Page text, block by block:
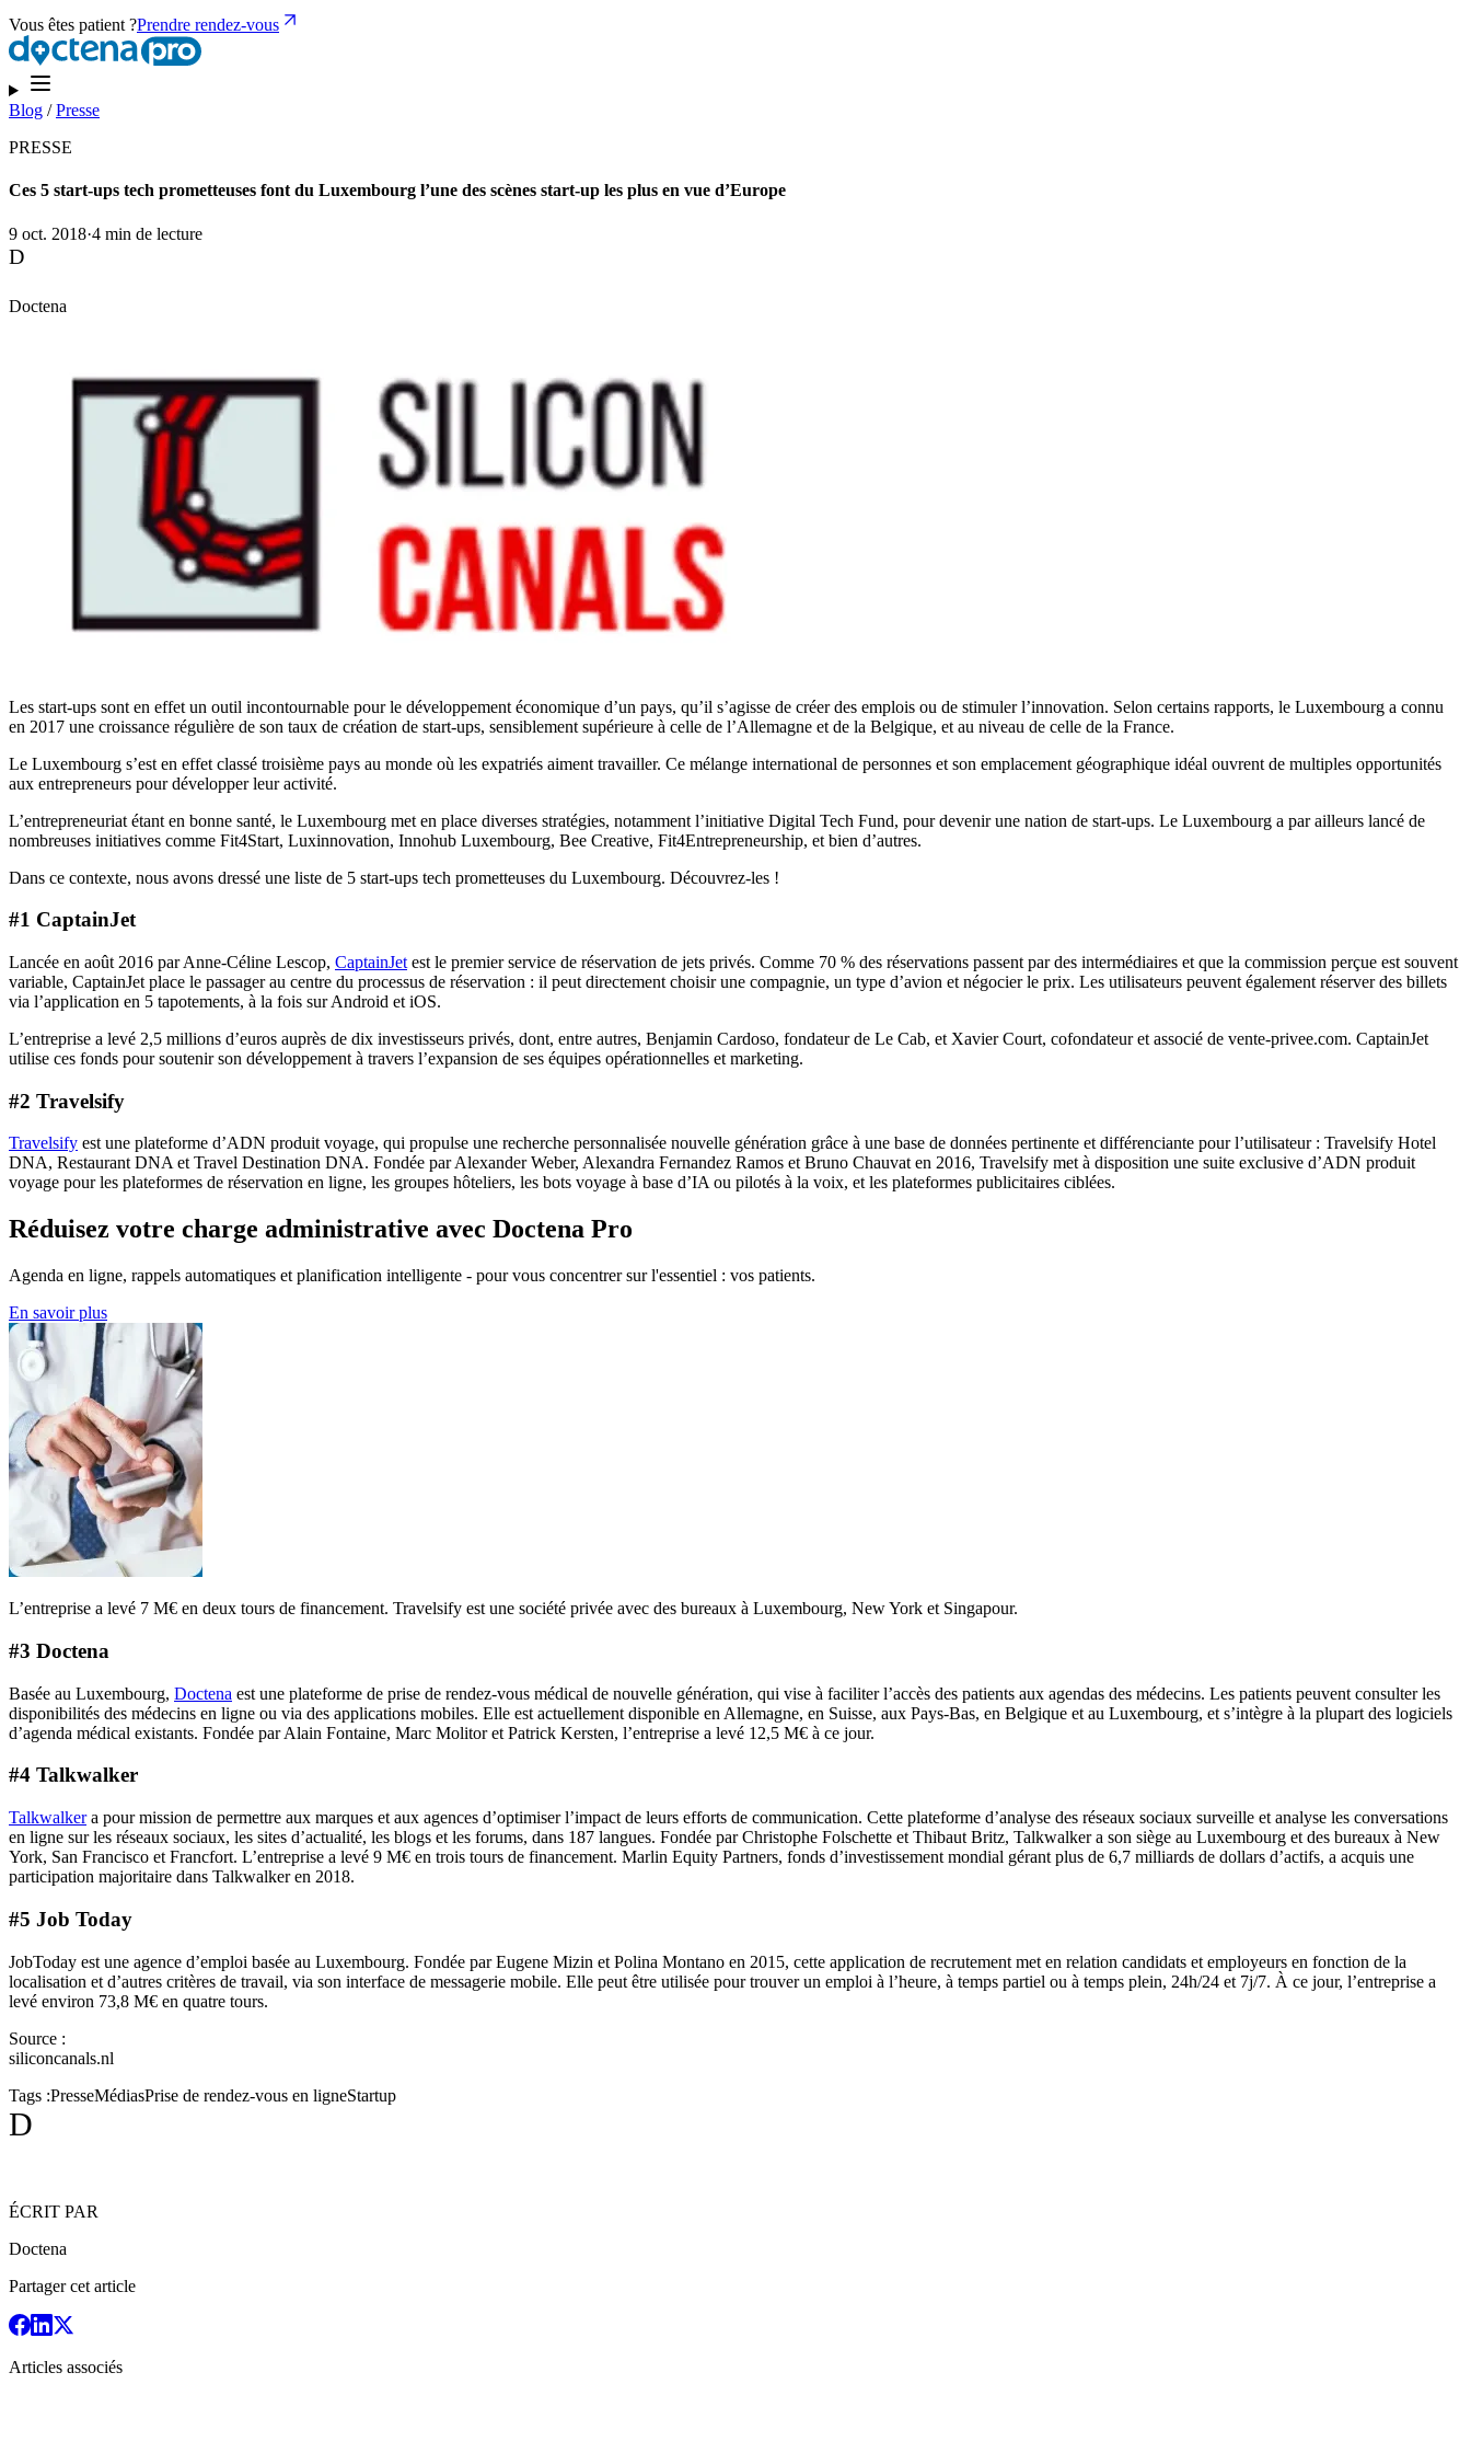
Vous êtes patient ?Prendre rendez-vous
Blog /Presse
PRESSE
Ces 5 start-ups tech prometteuses font du Luxembourg l’une des scènes start-up les plus en vue d’Europe
9 oct. 2018·4 min de lecture
D
Doctena
Les start-ups sont en effet un outil incontournable pour le développement économique d’un pays, qu’il s’agisse de créer des emplois ou de stimuler l’innovation. Selon certains rapports, le Luxembourg a connu
en 2017 une croissance régulière de son taux de création de start-ups, sensiblement supérieure à celle de l’Allemagne et de la Belgique, et au niveau de celle de la France.
Le Luxembourg s’est en effet classé troisième pays au monde où les expatriés aiment travailler. Ce mélange international de personnes et son emplacement géographique idéal ouvrent de multiples opportunités
aux entrepreneurs pour développer leur activité.
L’entrepreneuriat étant en bonne santé, le Luxembourg met en place diverses stratégies, notamment l’initiative Digital Tech Fund, pour devenir une nation de start-ups. Le Luxembourg a par ailleurs lancé de
nombreuses initiatives comme Fit4Start, Luxinnovation, Innohub Luxembourg, Bee Creative, Fit4Entrepreneurship, et bien d’autres.
Dans ce contexte, nous avons dressé une liste de 5 start-ups tech prometteuses du Luxembourg. Découvrez-les !
#1 CaptainJet
Lancée en août 2016 par Anne-Céline Lescop, CaptainJet est le premier service de réservation de jets privés. Comme 70 % des réservations passent par des intermédiaires et que la commission perçue est souvent
variable, CaptainJet place le passager au centre du processus de réservation : il peut directement choisir une compagnie, un type d’avion et négocier le prix. Les utilisateurs peuvent également réserver des billets
via l’application en 5 tapotements, à la fois sur Android et iOS.
L’entreprise a levé 2,5 millions d’euros auprès de dix investisseurs privés, dont, entre autres, Benjamin Cardoso, fondateur de Le Cab, et Xavier Court, cofondateur et associé de vente-privee.com. CaptainJet
utilise ces fonds pour soutenir son développement à travers l’expansion de ses équipes opérationnelles et marketing.
#2 Travelsify
Travelsify est une plateforme d’ADN produit voyage, qui propulse une recherche personnalisée nouvelle génération grâce à une base de données pertinente et différenciante pour l’utilisateur : Travelsify Hotel
DNA, Restaurant DNA et Travel Destination DNA. Fondée par Alexander Weber, Alexandra Fernandez Ramos et Bruno Chauvat en 2016, Travelsify met à disposition une suite exclusive d’ADN produit
voyage pour les plateformes de réservation en ligne, les groupes hôteliers, les bots voyage à base d’IA ou pilotés à la voix, et les plateformes publicitaires ciblées.
Réduisez votre charge administrative avec Doctena Pro
Agenda en ligne, rappels automatiques et planification intelligente - pour vous concentrer sur l'essentiel : vos patients.
En savoir plus
L’entreprise a levé 7 M€ en deux tours de financement. Travelsify est une société privée avec des bureaux à Luxembourg, New York et Singapour.
#3 Doctena
Basée au Luxembourg, Doctena est une plateforme de prise de rendez-vous médical de nouvelle génération, qui vise à faciliter l’accès des patients aux agendas des médecins. Les patients peuvent consulter les
disponibilités des médecins en ligne ou via des applications mobiles. Elle est actuellement disponible en Allemagne, en Suisse, aux Pays-Bas, en Belgique et au Luxembourg, et s’intègre à la plupart des logiciels
d’agenda médical existants. Fondée par Alain Fontaine, Marc Molitor et Patrick Kersten, l’entreprise a levé 12,5 M€ à ce jour.
#4 Talkwalker
Talkwalkera pour mission de permettre aux marques et aux agences d’optimiser l’impact de leurs efforts de communication. Cette plateforme d’analyse des réseaux sociaux surveille et analyse les conversations
en ligne sur les réseaux sociaux, les sites d’actualité, les blogs et les forums, dans 187 langues. Fondée par Christophe Folschette et Thibaut Britz, Talkwalker a son siège au Luxembourg et des bureaux à New
York, San Francisco et Francfort. L’entreprise a levé 9 M€ en trois tours de financement. Marlin Equity Partners, fonds d’investissement mondial gérant plus de 6,7 milliards de dollars d’actifs, a acquis une
participation majoritaire dans Talkwalker en 2018.
#5 Job Today
JobToday est une agence d’emploi basée au Luxembourg. Fondée par Eugene Mizin et Polina Montano en 2015, cette application de recrutement met en relation candidats et employeurs en fonction de la
localisation et d’autres critères de travail, via son interface de messagerie mobile. Elle peut être utilisée pour trouver un emploi à l’heure, à temps partiel ou à temps plein, 24h/24 et 7j/7. À ce jour, l’entreprise a
levé environ 73,8 M€ en quatre tours.
Source :
siliconcanals.nl
Tags :PresseMédiasPrise de rendez-vous en ligneStartup
D
ÉCRIT PAR
Doctena
Partager cet article
Articles associés